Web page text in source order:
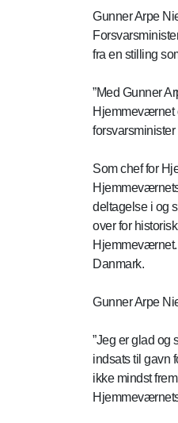
Gunner Arpe
fra en stilling
”Med Gunner
Hjemmeværnet
Som chef for
deltagelse i og
over for
Danmark.
Gunner Arpe
”Jeg er glad og
indsats til gavn
ikke mindst